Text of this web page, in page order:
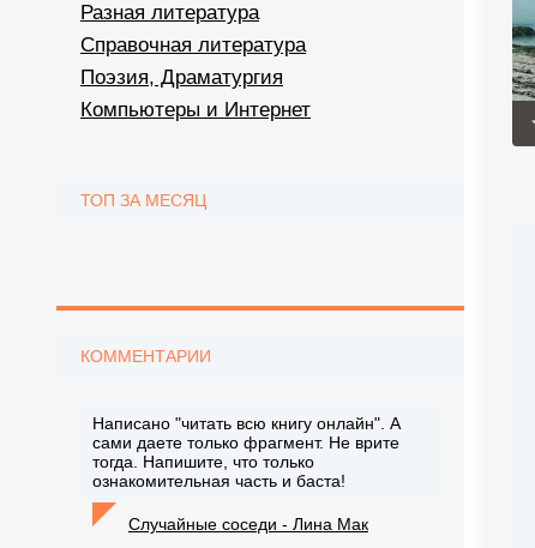
Разная литература
Справочная литература
Поэзия, Драматургия
Компьютеры и Интернет
ТОП ЗА МЕСЯЦ
КОММЕНТАРИИ
Написано "читать всю книгу онлайн". А
сами даете только фрагмент. Не врите
тогда. Напишите, что только
ознакомительная часть и баста!
Случайные соседи - Лина Мак